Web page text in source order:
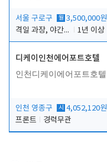
서울 구로구 월 3,500,000원
격일 과장, 야간 대리, 청소 이모
1년 이상
디케이인천에어포트호텔
인천디케이에어포트호텔
인천 영종구 시 4,052,120원
프론트
경력무관